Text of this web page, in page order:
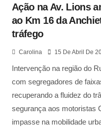
Ação na Av. Lions
ao Km 16 da
tráfego
Carolina 15 De Abril De
Intervenção na região do
com segregadores de
recuperando a fluidez do
segurança aos motoristas
impasse na mobilidade